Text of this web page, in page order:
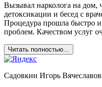
Вызывал нарколога на дом,
детоксикации и бесед с
Процедура прошла быстро и
проблем. Качеством услуг
Читать полностью...
Садовкин Игорь